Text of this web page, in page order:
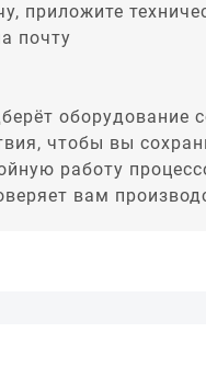
приложите
почту
оборудование
чтобы вы
работу
вам